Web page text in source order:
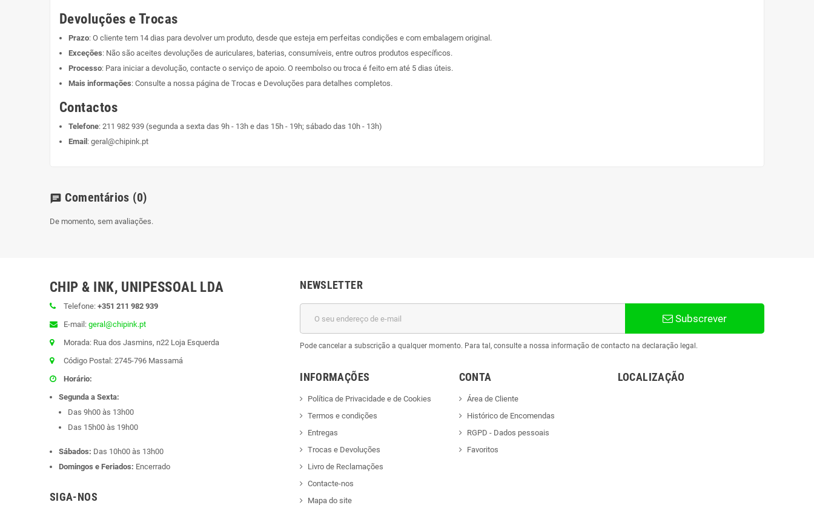
Devoluções e Trocas
Prazo: O cliente tem 14 dias para devolver um produto, desde que esteja em perfeitas condições e com embalagem original.
Exceções: Não são aceites devoluções de auriculares, baterias, consumíveis, entre outros produtos específicos.
Processo: Para iniciar a devolução, contacte o serviço de apoio. O reembolso ou troca é feito em até 5 dias úteis.
Mais informações: Consulte a nossa página de Trocas e Devoluções para detalhes completos.
Contactos
Telefone: 211 982 939 (segunda a sexta das 9h - 13h e das 15h - 19h; sábado das 10h - 13h)
Email : geral@chipink.pt
chat Comentários (0)
De momento, sem avaliações.
CHIP & INK, UNIPESSOAL LDA
Telefone: +351 211 982 939
E-mail: geral@chipink.pt
Morada: Rua dos Jasmins, n22 Loja Esquerda
Código Postal: 2745-796 Massamá
Horário:
Segunda a Sexta:
Das 9h00 às 13h00
Das 15h00 às 19h00
Sábados: Das 10h00 às 13h00
Domingos e Feriados: Encerrado
SIGA-NOS
NEWSLETTER
Subscrever
Pode cancelar a subscrição a qualquer momento. Para tal, consulte a nossa informação de contacto na declaração legal.
INFORMAÇÕES
Política de Privacidade e de Cookies
Termos e condições
Entregas
Trocas e Devoluções
Livro de Reclamações
Contacte-nos
Mapa do site
CONTA
Área de Cliente
Histórico de Encomendas
RGPD - Dados pessoais
Favoritos
LOCALIZAÇÃO